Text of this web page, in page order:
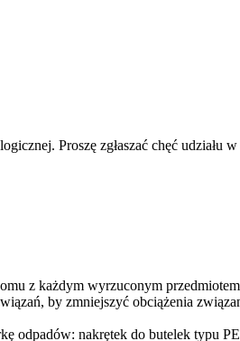
Proszę zgłaszać chęć udziału
z każdym wyrzuconym
by zmniejszyć obciążenia
nakrętek do butelek typu